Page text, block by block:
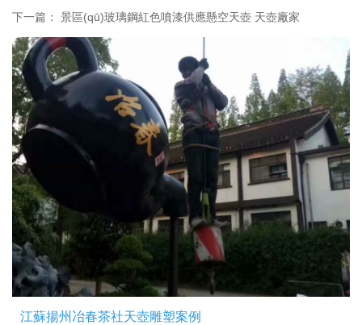
下一篇： 景區(qū)玻璃鋼紅色噴漆供應懸空天壺 天壺廠家
江蘇揚州冶春茶社天壺雕塑案例